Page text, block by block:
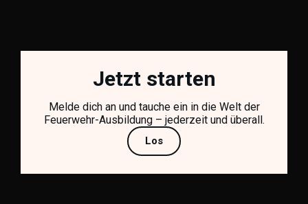
Jetzt starten
Melde dich an und tauche ein in die Welt der
Feuerwehr-Ausbildung – jederzeit und überall.
Los